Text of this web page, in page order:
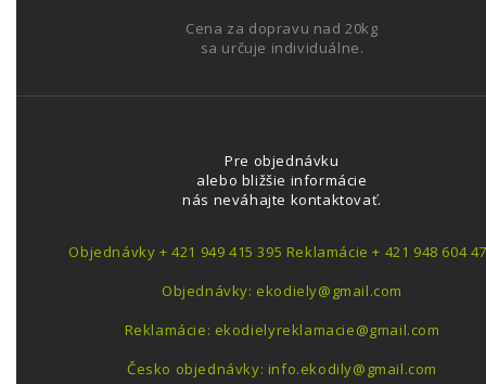
Cena za dopravu nad 20kg
sa určuje individuálne.
Pre objednávku
alebo bližšie informácie
nás neváhajte kontaktovať.
Objednávky + 421 949 415 395 Reklamácie + 421 948 604
Objednávky: ekodiely@gmail.com
Reklamácie: ekodielyreklamacie@gmail.com
Česko objednávky: info.ekodily@gmail.com